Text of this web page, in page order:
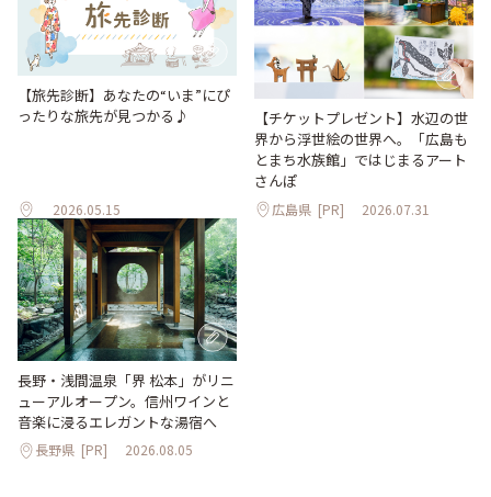
【旅先診断】あなたの“いま”にぴ
ったりな旅先が見つかる♪
2026.05.15
【チケットプレゼント】水辺の世
界から浮世絵の世界へ。「広島も
とまち水族館」ではじまるアート
さんぽ
広島県 [PR] 2026.07.31
長野・浅間温泉「界 松本」がリニ
ューアルオープン。信州ワインと
音楽に浸るエレガントな湯宿へ
長野県 [PR] 2026.08.05